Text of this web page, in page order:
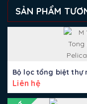
SẢN PHẨM
Liên hệ